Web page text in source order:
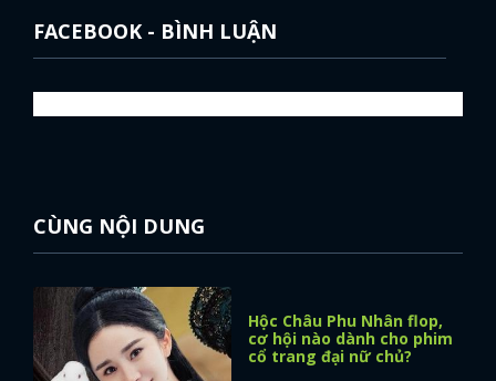
FACEBOOK - BÌNH LUẬN
CÙNG NỘI DUNG
Hộc Châu Phu Nhân flop,
cơ hội nào dành cho phim
cổ trang đại nữ chủ?